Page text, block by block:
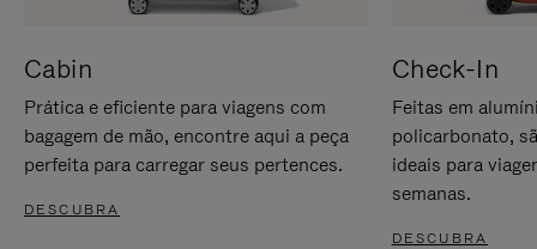
Cabin
Prática e eficiente para viagens com
bagagem de mão, encontre aqui a peça
perfeita para carregar seus pertences.
DESCUBRA
Check-In
Feitas em
policarbonato,
ideais para
semanas.
DESCUBRA